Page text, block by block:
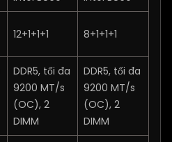
12+1+1+1 8+1+1+1
DDR5, tối đa
9200 MT/s
(OC), 2
DIMM
DDR5, tối đa
9200 MT/s
(OC), 2
DIMM